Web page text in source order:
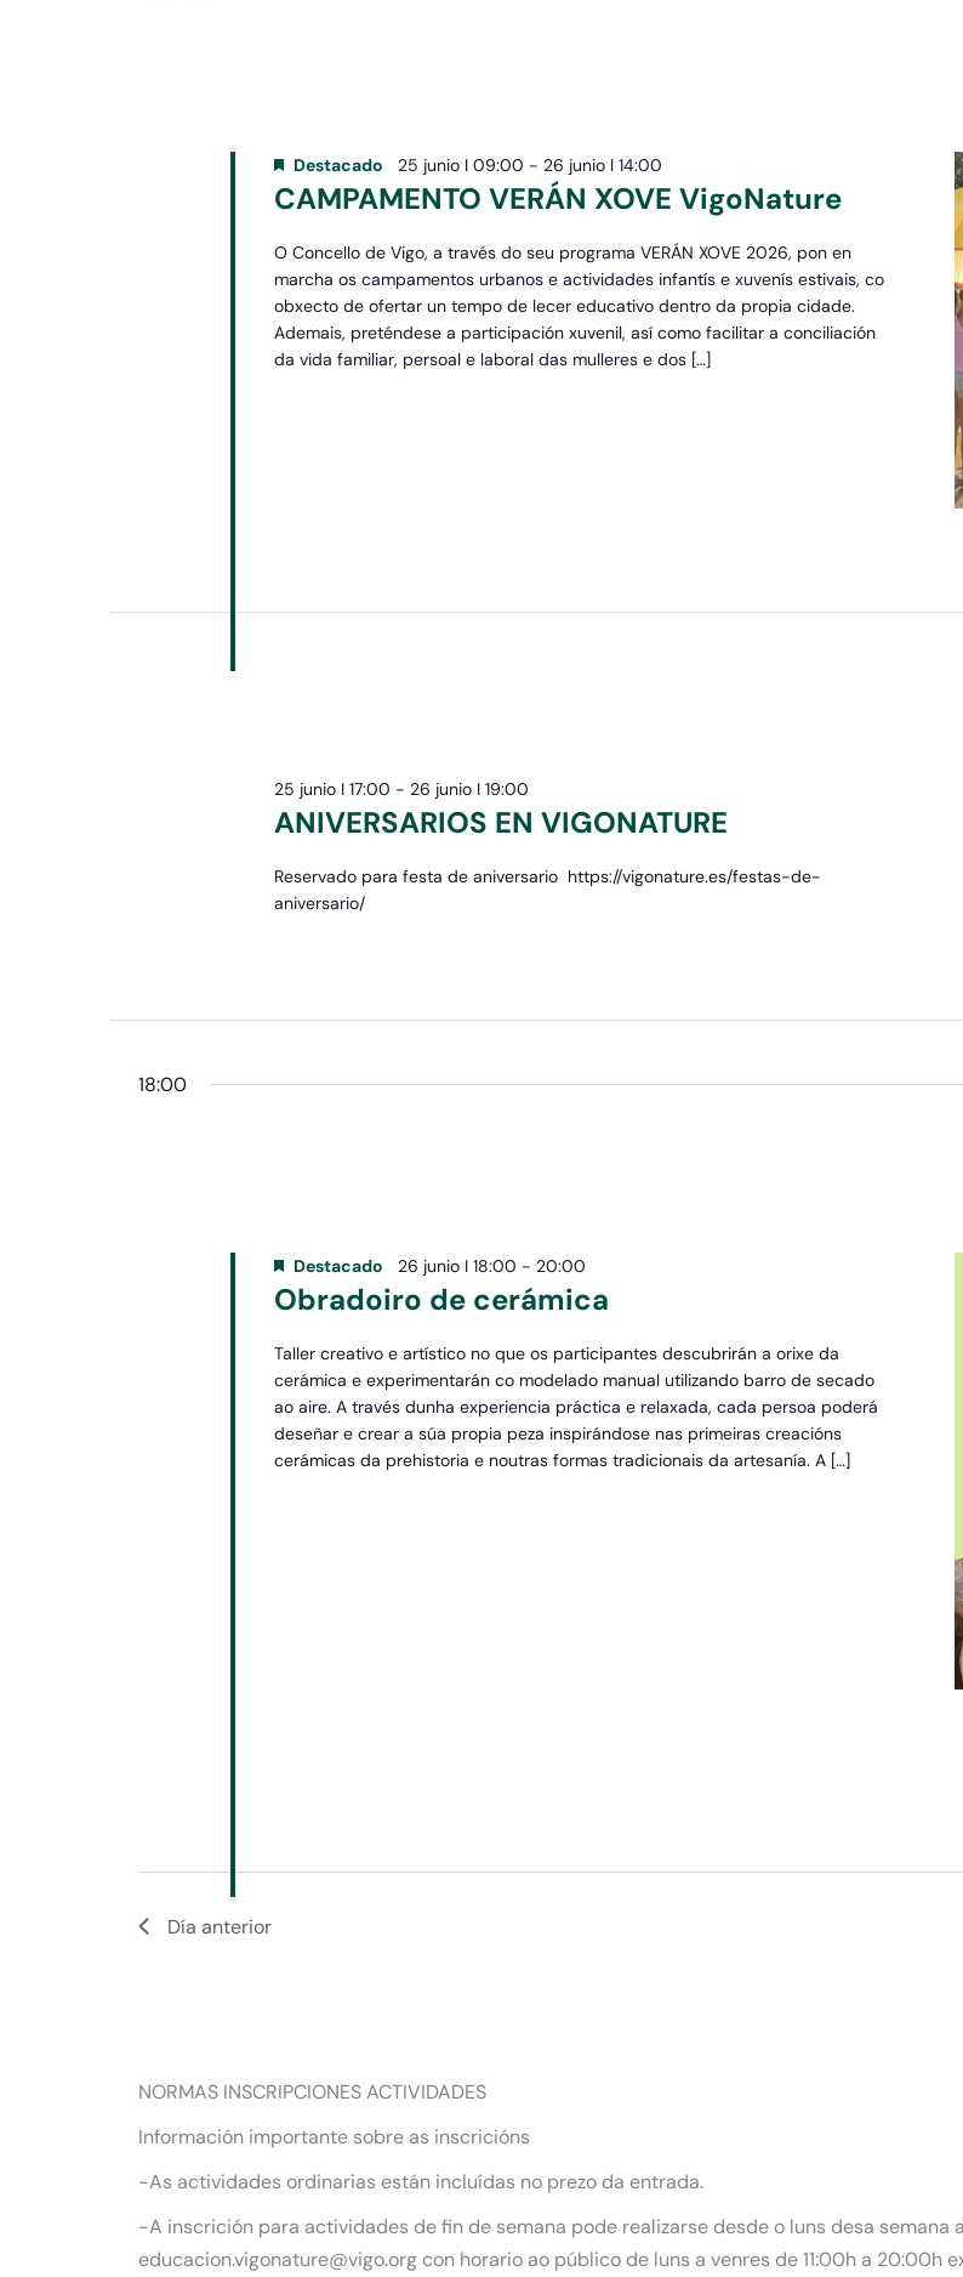
CAMPAMENTO VERÁN XOVE VigoNature
Destacado 25 junio I 09:00 - 26 junio I 14:00
O Concello de Vigo, a través do seu programa VERÁN XOVE 2026, pon en
marcha os campamentos urbanos e actividades infantís e xuvenís estivais, co
obxecto de ofertar un tempo de lecer educativo dentro da propia cidade.
Ademais, preténdese a participación xuvenil, así como facilitar a conciliación
da vida familiar, persoal e laboral das mulleres e dos […]
ANIVERSARIOS EN VIGONATURE
25 junio I 17:00 - 26 junio I 19:00
Reservado para festa de aniversario https://vigonature.es/festas-de-
aniversario/
18:00
Obradoiro de cerámica
Destacado 26 junio I 18:00 - 20:00
Taller creativo e artístico no que os participantes descubrirán a orixe da
cerámica e experimentarán co modelado manual utilizando barro de secado
ao aire. A través dunha experiencia práctica e relaxada, cada persoa poderá
deseñar e crear a súa propia peza inspirándose nas primeiras creacións
cerámicas da prehistoria e noutras formas tradicionais da artesanía. A […]
Día anterior
NORMAS INSCRIPCIONES ACTIVIDADES
Información importante sobre as inscricións
-As actividades ordinarias están incluídas no prezo da entrada.
-A inscrición para actividades de fin de semana pode realizarse desde o luns desa semana
educacion.vigonature@vigo.org con horario ao público de luns a venres de 11:00h a